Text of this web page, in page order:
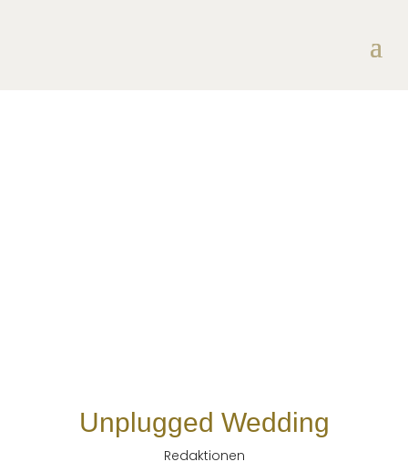
Unplugged Wedding
Redaktionen